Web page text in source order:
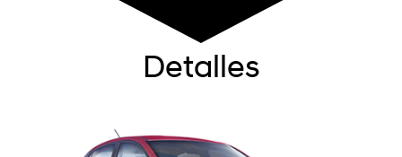
Detalles